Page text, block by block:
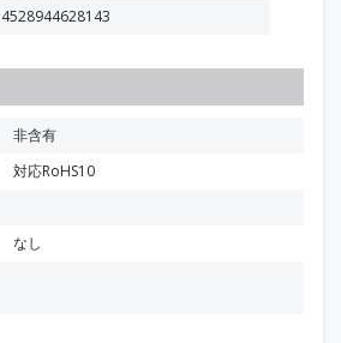
4528944628143
非含有
対応RoHS10
なし